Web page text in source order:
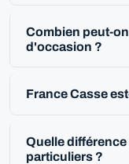
Combien peut-
d'occasion ?
France Casse
Quelle
particuliers ?